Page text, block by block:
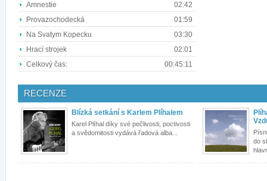
Amnestie
02:42
Provazochodecká
01:59
Na Svatym Kopecku
03:30
Hrací strojek
02:01
Celkový čas:
00:45:11
RECENZE
Blízká setkání s Karlem Plíhalem
Karel Plíhal díky své pečlivosti, poctivosti
a svědomitosti vydává řadová alba...
do